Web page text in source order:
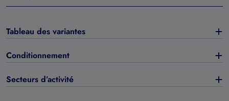
Tableau des variantes
Conditionnement
Secteurs d’activité